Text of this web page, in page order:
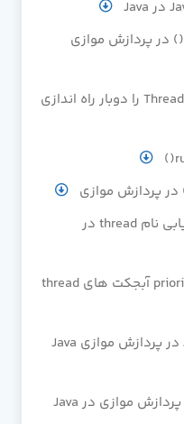
آموزش Java – کار با متد sleep() در پردازش موازی
آموزش Java – آیا می توان یک Thread را دوبار راه اندازی
آموزش Java – نام گذاری و بازیابی نام thread در
آموزش Java – اولویت اجرا و priority آبجکت های thread